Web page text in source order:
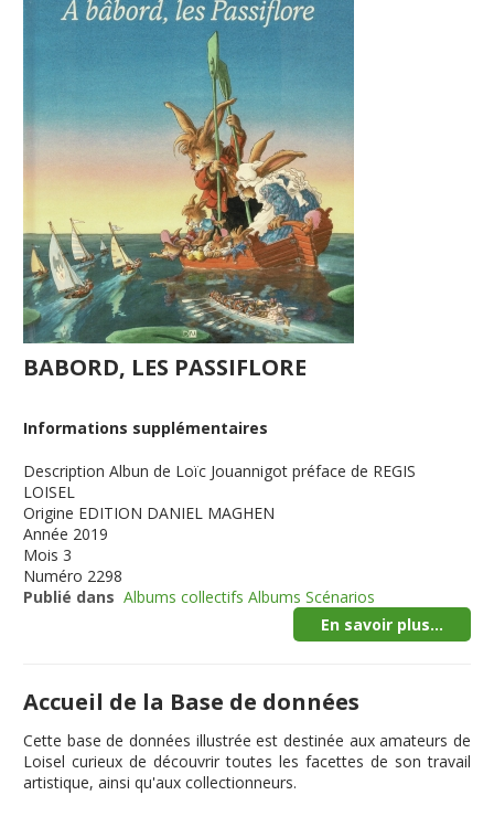
BABORD, LES PASSIFLORE
Informations supplémentaires
Description Albun de Loïc Jouannigot préface de REGIS
LOISEL
Origine EDITION DANIEL MAGHEN
Année 2019
Mois 3
Numéro 2298
Publié dans Albums collectifs Albums Scénarios
En savoir plus...
Accueil de la Base de données
Cette base de données illustréeest destinée aux amateurs de
Loisel curieux de découvrir toutes les facettes de son travail
artistique, ainsi qu'aux collectionneurs.